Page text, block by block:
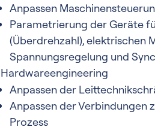
Anpassen
Parametrierung der Geräte
(Überdrehzahl), elektrischen
Spannungsregelung und
Hardwareengineering
Anpassen der
Anpassen der Verbindungen
Prozess